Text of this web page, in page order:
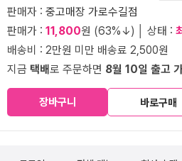
판매자 : 중고매장 가로수길점
판매가 : 11,800원 (63%↓) │ 상태 :
배송비 : 2만원 미만 배송료 2,500원
지금 택배로 주문하면 8월 10일 출고
장바구니 바로구매